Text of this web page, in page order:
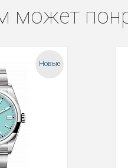
может
Новые